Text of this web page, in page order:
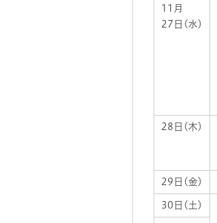
11月
27日(水)
28日(木)
29日(金)
30日(土)